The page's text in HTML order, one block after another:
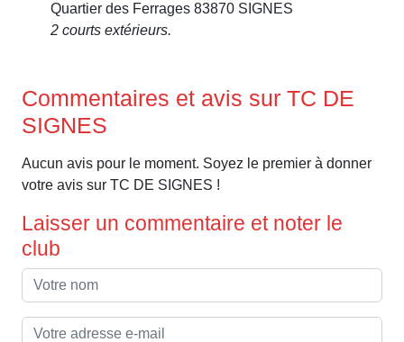
Quartier des Ferrages 83870 SIGNES
2 courts extérieurs.
Commentaires et avis sur TC DE
SIGNES
Aucun avis pour le moment. Soyez le premier à donner
votre avis sur TC DE SIGNES !
Laisser un commentaire et noter le
club